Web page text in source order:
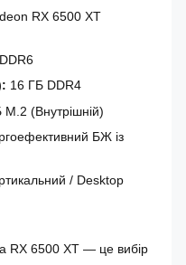
RX 6500 XT
16 ГБ DDR4
(Внутрішній)
БЖ із
/ Desktop
RX 6500 XT — це вибір